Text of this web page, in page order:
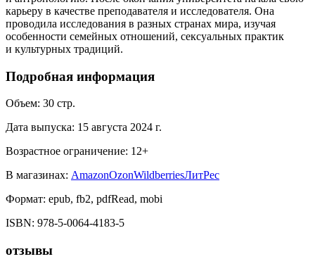
карьеру в качестве преподавателя и исследователя. Она
проводила исследования в разных странах мира, изучая
особенности семейных отношений, сексуальных практик
и культурных традиций.
Подробная информация
Объем: 30 стр.
Дата выпуска: 15 августа 2024 г.
Возрастное ограничение: 12+
В магазинах: AmazonOzonWildberriesЛитРес
Формат: epub, fb2, pdfRead, mobi
ISBN: 978-5-0064-4183-5
отзывы